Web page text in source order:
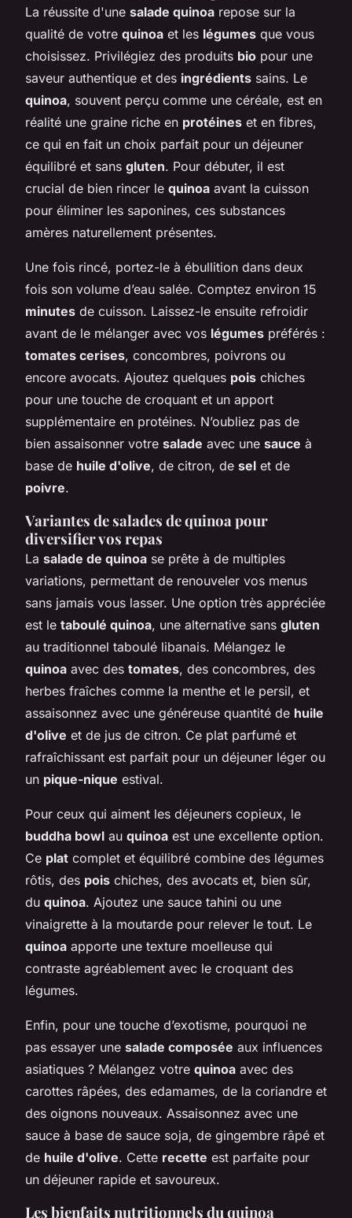
La réussite d'une salade quinoa repose sur la
qualité de votre quinoa et les légumes que vous
choisissez. Privilégiez des produits bio pour une
saveur authentique et des ingrédients sains. Le
quinoa, souvent perçu comme une céréale, est en
réalité une graine riche en protéines et en fibres,
ce qui en fait un choix parfait pour un déjeuner
équilibré et sans gluten. Pour débuter, il est
crucial de bien rincer le quinoa avant la cuisson
pour éliminer les saponines, ces substances
amères naturellement présentes.
Une fois rincé, portez-le à ébullition dans deux
fois son volume d’eau salée. Comptez environ 15
minutes de cuisson. Laissez-le ensuite refroidir
avant de le mélanger avec vos légumes préférés :
tomates cerises, concombres, poivrons ou
encore avocats. Ajoutez quelques pois chiches
pour une touche de croquant et un apport
supplémentaire en protéines. N’oubliez pas de
bien assaisonner votre salade avec une sauce à
base de huile d'olive, de citron, de sel et de
poivre.
Variantes de salades de quinoa pour
diversifier vos repas
La salade de quinoa se prête à de multiples
variations, permettant de renouveler vos menus
sans jamais vous lasser. Une option très appréciée
est le taboulé quinoa, une alternative sans gluten
au traditionnel taboulé libanais. Mélangez le
quinoa avec des tomates, des concombres, des
herbes fraîches comme la menthe et le persil, et
assaisonnez avec une généreuse quantité de huile
d'olive et de jus de citron. Ce plat parfumé et
rafraîchissant est parfait pour un déjeuner léger ou
un pique-nique estival.
Pour ceux qui aiment les déjeuners copieux, le
buddha bowl au quinoa est une excellente option.
Ce plat complet et équilibré combine des légumes
rôtis, des pois chiches, des avocats et, bien sûr,
du quinoa. Ajoutez une sauce tahini ou une
vinaigrette à la moutarde pour relever le tout. Le
quinoa apporte une texture moelleuse qui
contraste agréablement avec le croquant des
légumes.
Enfin, pour une touche d’exotisme, pourquoi ne
pas essayer une salade composée aux influences
asiatiques ? Mélangez votre quinoa avec des
carottes râpées, des edamames, de la coriandre et
des oignons nouveaux. Assaisonnez avec une
sauce à base de sauce soja, de gingembre râpé et
de huile d'olive. Cette recette est parfaite pour
un déjeuner rapide et savoureux.
Les bienfaits nutritionnels du quinoa